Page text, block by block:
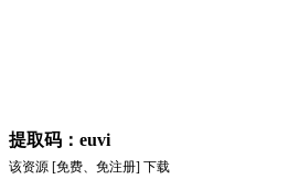
提取码：euvi
该资源 [免费、免注册] 下载